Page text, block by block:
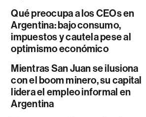
Qué preocupa a los CEOs en
Argentina: bajo consumo,
impuestos y cautela pese al
optimismo económico
Mientras San Juan se ilusiona
con el boom minero, su capital
lidera el empleo informal en
Argentina